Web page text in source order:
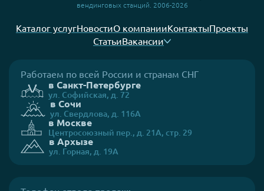
вендинговых станций. 2006-2026
Каталог услугНовостиО компанииКонтактыПроекты
СтатьиВакансии
Работаем по всей России и странам СНГ
в Санкт-Петербурге
ул. Софийская, д. 72
в Сочи
ул. Свердлова, д. 116А
в Москве
Центросоюзный пер., д. 21А, стр. 29
в Архызе
ул. Горная, д. 19А